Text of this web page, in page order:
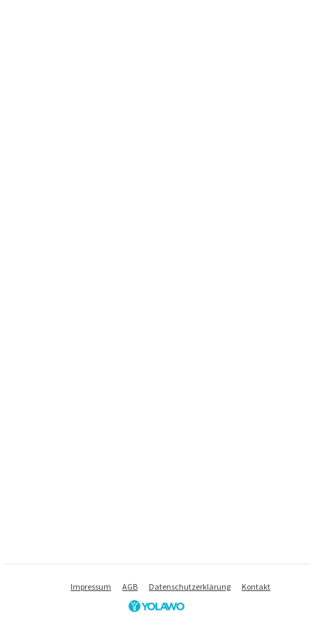
Impressum AGB Datenschutzerklärung Kontakt